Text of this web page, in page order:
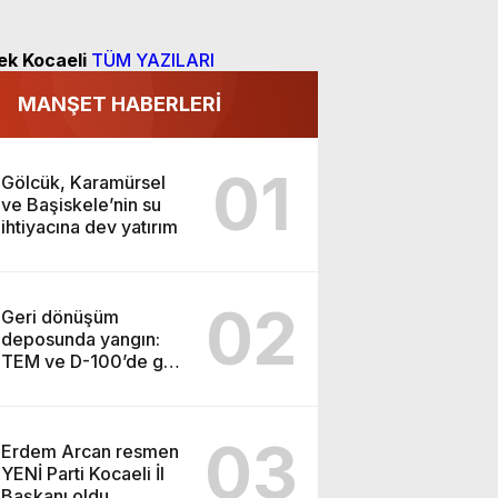
Kocaeli TÜM YAZILARI
MANŞET HABERLERİ
Gölcük, Karamürsel
ve Başiskele’nin su
ihtiyacına dev yatırım
01
Geri dönüşüm
deposunda yangın:
TEM ve D-100’de göz
02
Erdem Arcan resmen
YENİ Parti Kocaeli İl
03